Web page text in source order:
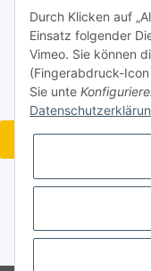
Informationen
Gesetzliche
Widerrufsbutton
* Alle Preise inkl.
Durch Klicken auf
Einsatz folgender
Vimeo. Sie können
(Fingerabdruck-
Sie unte